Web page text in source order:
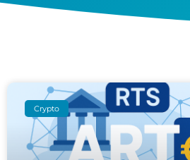
Crypto